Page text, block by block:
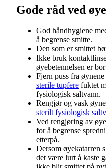
Gode råd ved
God håndhygiene
å begrense smitte.
Den som er smittet
Ikke bruk
øyebetennelsen er
Fjern puss fra
sterile tupfere fuktet
fysiologisk saltvann.
Rengjør og vask
sterilt fysiologisk
Ved rengjøring av
for å begrense
etterpå.
Dersom øyekatarren
det være lurt å kaste